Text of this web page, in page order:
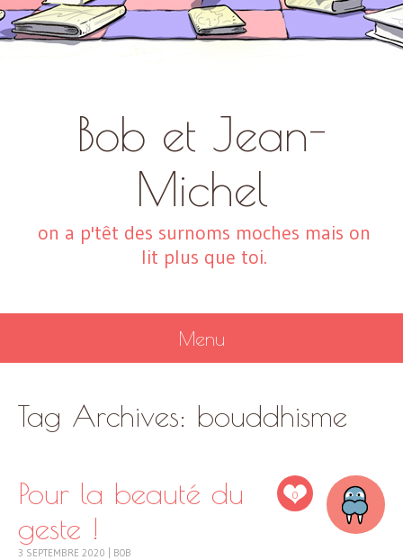
Bob et Jean-
Michel
on a p'têt des surnoms moches mais on
lit plus que toi.
Menu
TO
CONTENT
Tag Archives: bouddhisme
0
Pour la beauté du
geste !
3 SEPTEMBRE 2020 BOB